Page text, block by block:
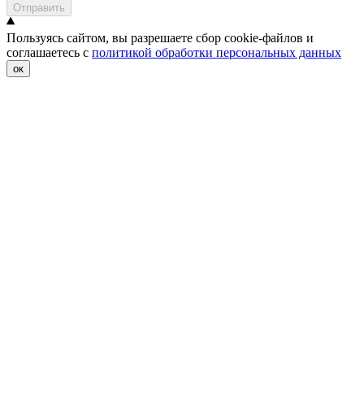
Отправить
Пользуясь сайтом, вы разрешаете сбор cookie-файлов и
соглашаетесь с политикой обработки персональных данных
ок